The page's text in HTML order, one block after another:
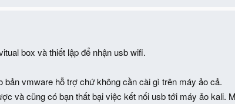
box và thiết lập để nhận usb wifi.
bản vmware hỗ trợ chứ không cần cài gì trên máy ảo cả.
và cũng có bạn thất bại việc kết nối usb tới máy ảo kali.